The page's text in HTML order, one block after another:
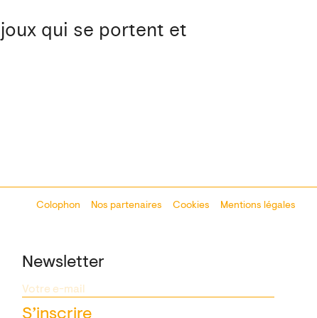
qui se portent et
Newsletter
Colophon
Design:Marcel Kaczmarek, code:8080.studio
Nos partenaires Cookies Mentions légales